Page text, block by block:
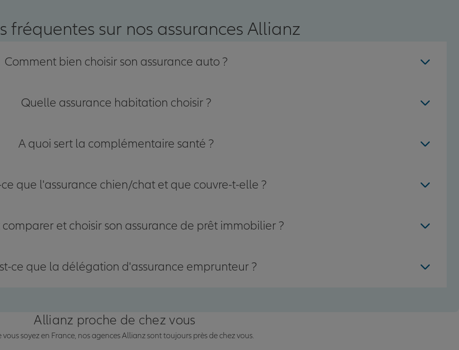
fréquentes sur nos assurances Allianz
Comment bien choisir son assurance auto ?
Quelle assurance habitation choisir ?
A quoi sert la complémentaire santé ?
que l'assurance chien/chat et que couvre-t-elle ?
et choisir son assurance de prêt immobilier ?
ce que la délégation d'assurance emprunteur ?
Allianz proche de chez vous
vous soyez en France, nos agences Allianz sont toujours près de chez vous.